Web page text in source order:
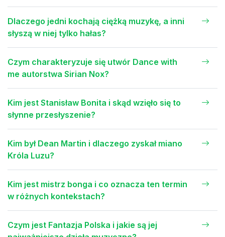
Dlaczego jedni kochają ciężką muzykę, a inni
słyszą w niej tylko hałas?
Czym charakteryzuje się utwór Dance with
me autorstwa Sirian Nox?
Kim jest Stanisław Bonita i skąd wzięło się to
słynne przesłyszenie?
Kim był Dean Martin i dlaczego zyskał miano
Króla Luzu?
Kim jest mistrz bonga i co oznacza ten termin
w różnych kontekstach?
Czym jest Fantazja Polska i jakie są jej